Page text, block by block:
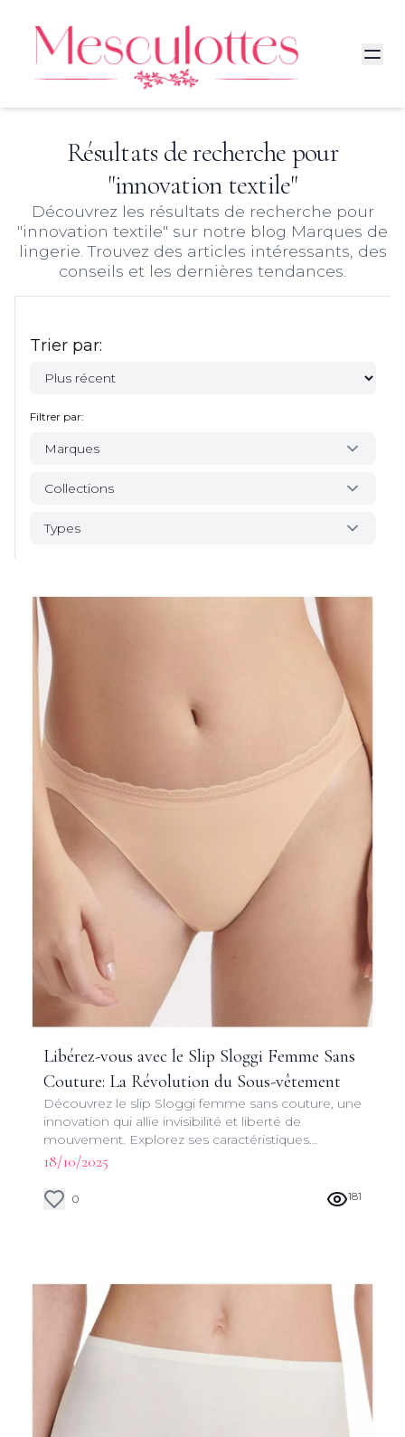
Résultats de recherche pour
"innovation textile"
Découvrez les résultats de recherche pour
"innovation textile" sur notre blog Marques de
lingerie. Trouvez des articles intéressants, des
conseils et les dernières tendances.
Libérez-vous avec le Slip Sloggi Femme Sans
Couture: La Révolution du Sous-vêtement
Découvrez le slip Sloggi femme sans couture, une
innovation qui allie invisibilité et liberté de
mouvement. Explorez ses caractéristiques
uniques et son impact sur votre garde-robe
quotidienne.
18/10/2025
0 181
Trier par:
Filtrer par:
Marques
Collections
Types